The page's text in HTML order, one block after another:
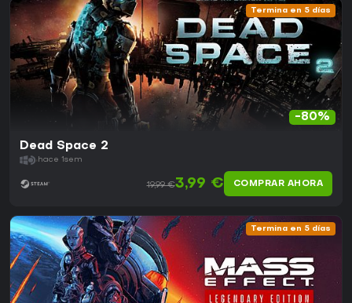
Termina en 5 días
-80%
Dead Space 2
hace 1sem
19,99 €3,99 € COMPRAR AHORA
Termina en 5 días